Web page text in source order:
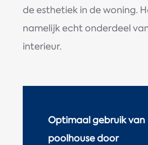
de esthetiek in de woning.
namelijk echt onderdeel
interieur.
Optimaal gebruik van
poolhouse door